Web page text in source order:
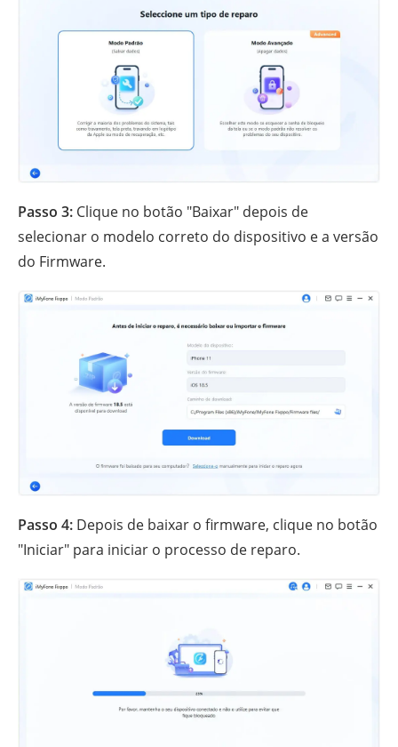
Passo 3: Clique no botão "Baixar" depois de
selecionar o modelo correto do dispositivo e a versão
do Firmware.
Passo 4: Depois de baixar o firmware, clique no botão
"Iniciar" para iniciar o processo de reparo.